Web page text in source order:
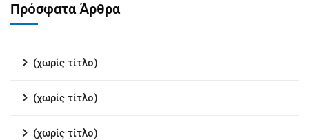
Πρόσφατα Άρθρα
(χωρίς τίτλο)
(χωρίς τίτλο)
(χωρίς τίτλο)